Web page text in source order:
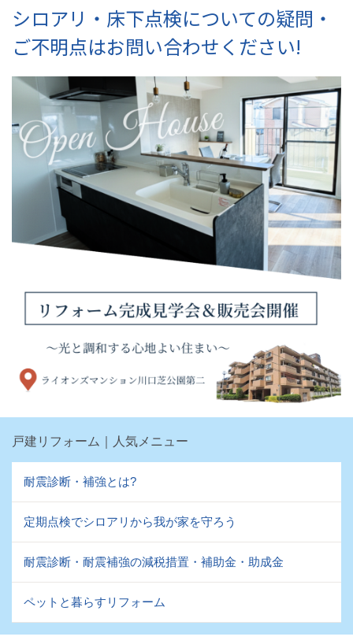
シロアリ・床下点検についての疑問・
ご不明点はお問い合わせください!
戸建リフォーム｜人気メニュー
耐震診断・補強とは?
定期点検でシロアリから我が家を守ろう
耐震診断・耐震補強の減税措置・補助金・助成金
ペットと暮らすリフォーム